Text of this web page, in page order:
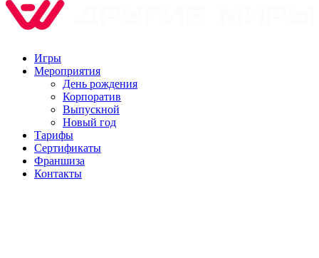
Игры
Мероприятия
День рождения
Корпоратив
Выпускной
Новый год
Тарифы
Сертификаты
Франшиза
Контакты